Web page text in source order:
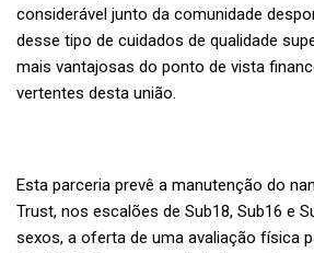
considerável junto da comunidade
desse tipo de cuidados de qualidade
mais vantajosas do ponto de vista
vertentes desta união.
Esta parceria prevê a manutenção do
Trust, nos escalões de Sub18, Sub16 e
sexos, a oferta de uma avaliação física